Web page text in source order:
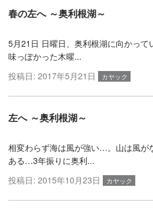
春の左へ ～奥利根湖～
5月21日 日曜日、奥利根湖に向かっ
味っぽかった木曜...
投稿日: 2017年5月21日 カヤック
左へ ～奥利根湖～
相変わらず海は風が強い…。山は風が
ある…3年振りに奥利...
投稿日: 2015年10月23日 カヤック